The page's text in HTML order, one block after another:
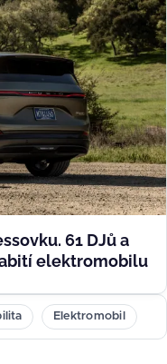
61 DJů a
elektromobilu
Elektromobil